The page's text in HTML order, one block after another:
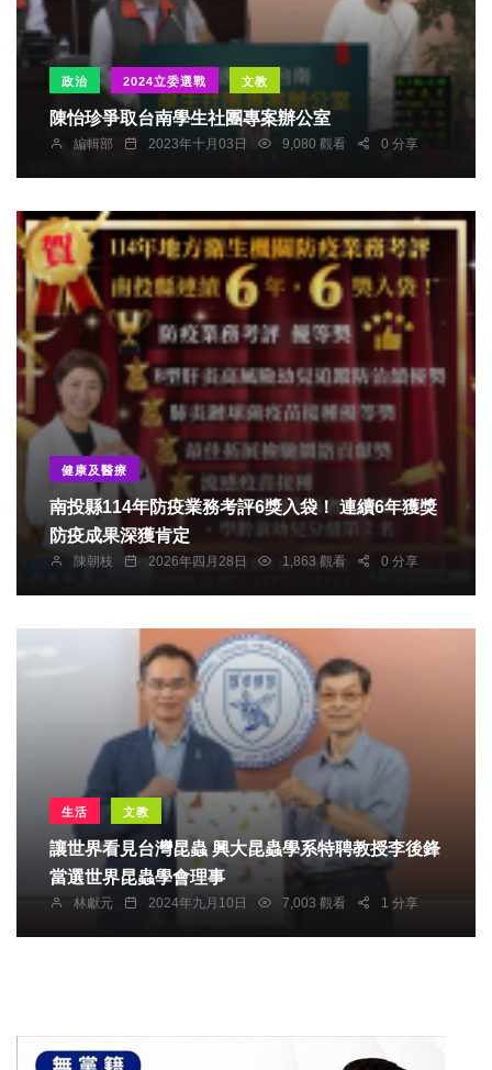
政治 2024立委選戰 文教
陳怡珍爭取台南學生社團專案辦公室
編輯部 2023年十月03日 9,080 觀看 0 分享
健康及醫療
南投縣114年防疫業務考評6獎入袋！ 連續6年獲獎
防疫成果深獲肯定
陳朝枝 2026年四月28日 1,863 觀看 0 分享
生活 文教
讓世界看見台灣昆蟲 興大昆蟲學系特聘教授李後鋒
當選世界昆蟲學會理事
林獻元 2024年九月10日 7,003 觀看 1 分享